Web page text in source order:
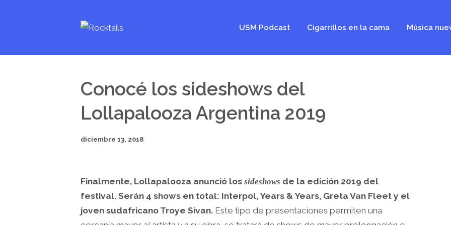
USM Podcast Cigarrillos en la cama Música
Conocé los sideshows del
Lollapalooza Argentina 2019
diciembre 13, 2018
Finalmente, Lollapalooza anunció los sideshows de la edición 2019 del
festival. Serán 4 shows en total: Interpol, Years & Years, Greta Van Fleet y el
joven sudafricano Troye Sivan. Este tipo de presentaciones permiten una